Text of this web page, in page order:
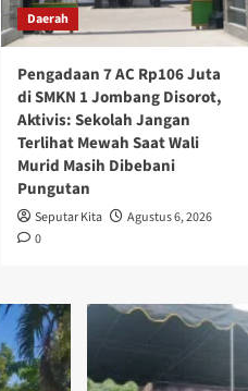
Daerah
Pengadaan 7 AC Rp106 Juta
di SMKN 1 Jombang Disorot,
Aktivis: Sekolah Jangan
Terlihat Mewah Saat Wali
Murid Masih Dibebani
Pungutan
Seputar Kita
Agustus 6, 2026
0